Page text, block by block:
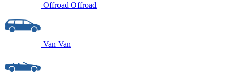
Offroad Offroad
Van Van